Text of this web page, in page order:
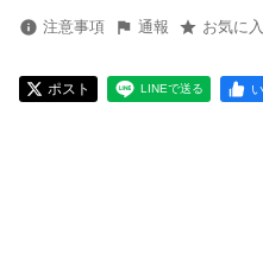
注意事項 通報 お気に
ポスト LINEで送る